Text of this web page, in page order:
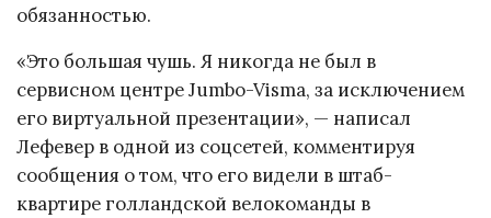
обязанностью.
«Это большая чушь. Я никогда не был в
сервисном центре Jumbo-Visma, за исключением
его виртуальной презентации», — написал
Лефевер в одной из соцсетей, комментируя
сообщения о том, что его видели в штаб-
квартире голландской велокоманды в